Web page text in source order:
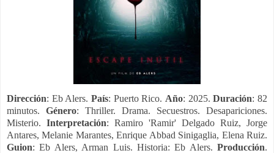
Dirección: Eb Alers. País: Puerto Rico. Año: 2025.Duración: 82
minutos. Género: Thriller. Drama. Secuestros. Desapariciones.
Misterio. Interpretación: Ramiro 'Ramir' Delgado Ruiz, Jorge
Antares, Melanie Marantes, Enrique Abbad Sinigaglia, Elena Ruiz.
Guion: Eb Alers, Arman Luis. Historia: Eb Alers. Producción.